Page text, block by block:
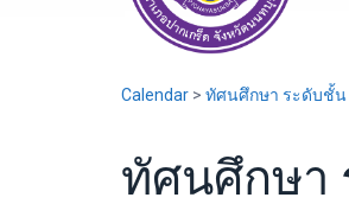
Calendar > ทัศนศึกษา ระดับชั้น
ทัศนศึกษา